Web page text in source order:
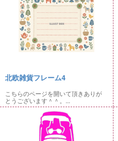
北欧雑貨フレーム4
こちらのページを開いて頂きありが
とうございます＾＾。...